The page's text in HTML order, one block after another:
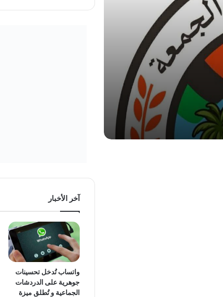
الجوية يحذر من ذروة موجة
رطوبة عالية بمنتصف الأسبوع
يطالب الدبيبة بـ”فرض السيطرة
ويكشف ثغرات أمنية في ملف
الجوية تتوقع أجواءً صيفية معتدلة
من السباحة في الشواطئ
محاولة تفجير سيارة مفخخة
آخر الأخبار
واتساب تُدخل تحسينات
جوهرية على الدردشات
الجماعية و تُطلق ميزة